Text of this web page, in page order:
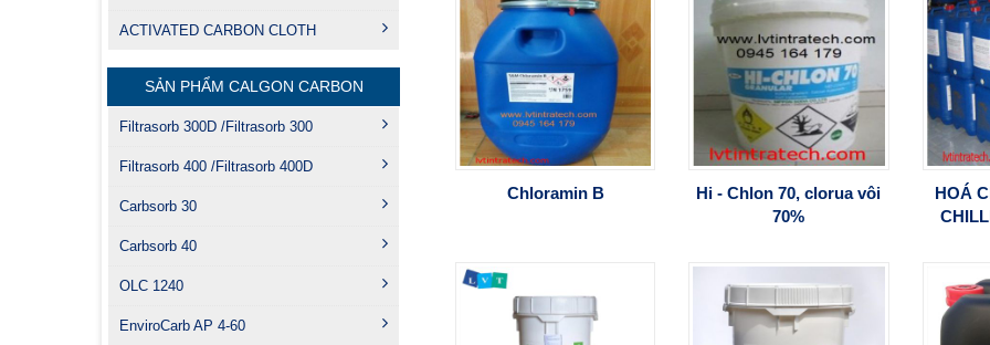
ACTIVATED CARBON CLOTH
SẢN PHẨM CALGON CARBON
Filtrasorb 300D /Filtrasorb 300
Filtrasorb 400 /Filtrasorb 400D
Carbsorb 30
Carbsorb 40
OLC 1240
EnviroCarb AP 4-60
Chloramin B
Hi - Chlon 70, clorua vôi
70%
HOÁ